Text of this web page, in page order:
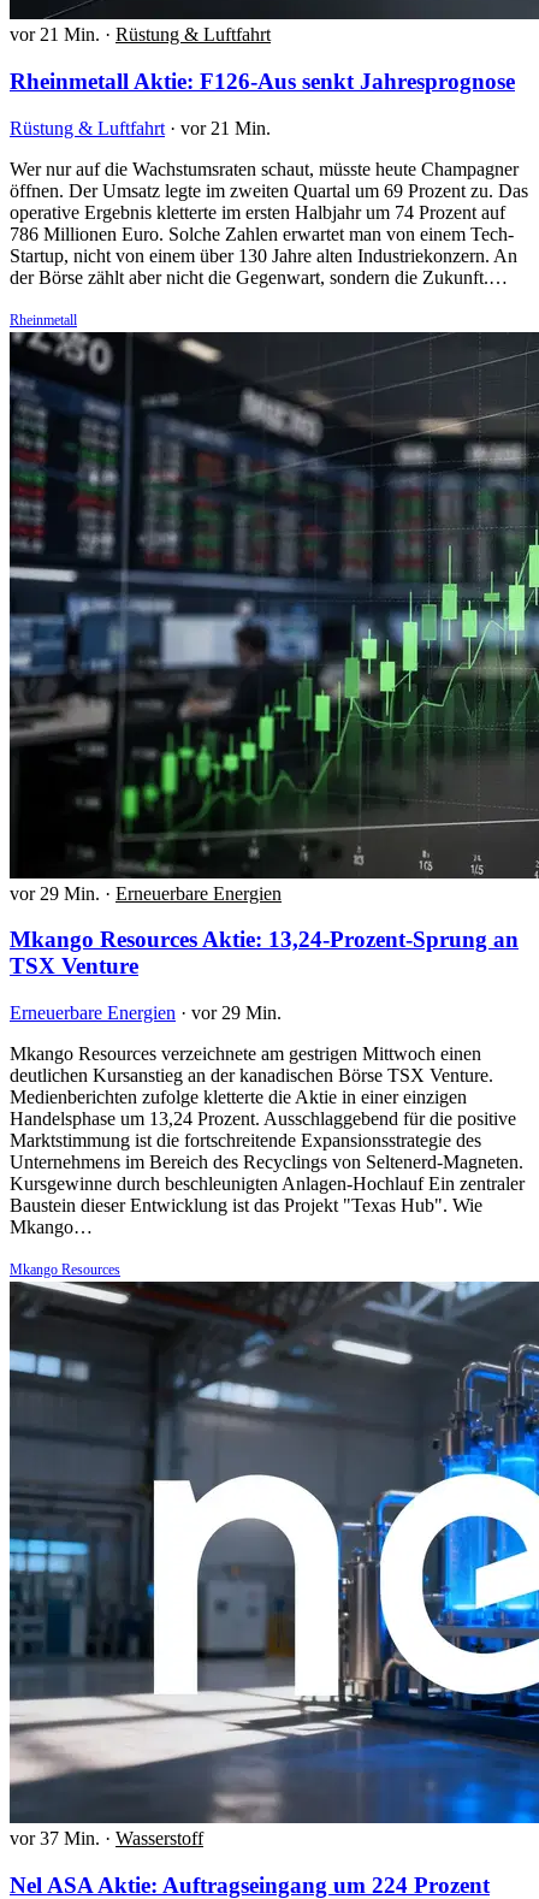
vor 21 Min. · Rüstung & Luftfahrt
Rheinmetall Aktie: F126-Aus senkt Jahresprognose
Rüstung & Luftfahrt · vor 21 Min.
Wer nur auf die Wachstumsraten schaut, müsste heute Champagner
öffnen. Der Umsatz legte im zweiten Quartal um 69 Prozent zu. Das
operative Ergebnis kletterte im ersten Halbjahr um 74 Prozent auf
786 Millionen Euro. Solche Zahlen erwartet man von einem Tech-
Startup, nicht von einem über 130 Jahre alten Industriekonzern. An
der Börse zählt aber nicht die Gegenwart, sondern die Zukunft.…
Rheinmetall
vor 29 Min. · Erneuerbare Energien
Mkango Resources Aktie: 13,24-Prozent-Sprung an
TSX Venture
Erneuerbare Energien · vor 29 Min.
Mkango Resources verzeichnete am gestrigen Mittwoch einen
deutlichen Kursanstieg an der kanadischen Börse TSX Venture.
Medienberichten zufolge kletterte die Aktie in einer einzigen
Handelsphase um 13,24 Prozent. Ausschlaggebend für die positive
Marktstimmung ist die fortschreitende Expansionsstrategie des
Unternehmens im Bereich des Recyclings von Seltenerd-Magneten.
Kursgewinne durch beschleunigten Anlagen-Hochlauf Ein zentraler
Baustein dieser Entwicklung ist das Projekt "Texas Hub". Wie
Mkango…
Mkango Resources
vor 37 Min. · Wasserstoff
Nel ASA Aktie: Auftragseingang um 224 Prozent